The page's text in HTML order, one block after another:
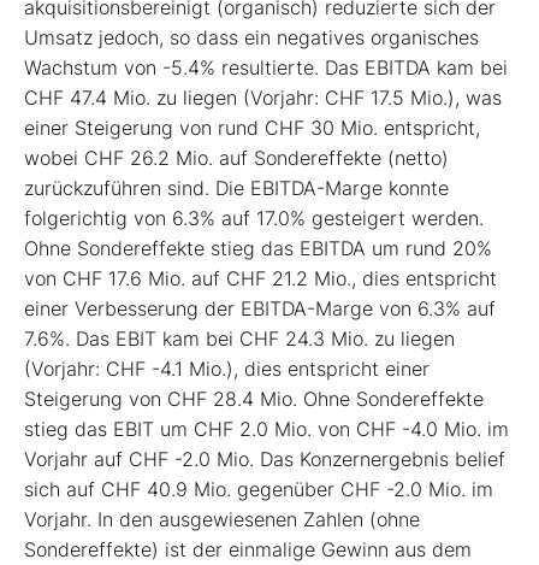
akquisitionsbereinigt (organisch) reduzierte sich der
Umsatz jedoch, so dass ein negatives organisches
Wachstum von -5.4% resultierte. Das EBITDA kam bei
CHF 47.4 Mio. zu liegen (Vorjahr: CHF 17.5 Mio.), was
einer Steigerung von rund CHF 30 Mio. entspricht,
wobei CHF 26.2 Mio. auf Sondereffekte (netto)
zurückzuführen sind. Die EBITDA-Marge konnte
folgerichtig von 6.3% auf 17.0% gesteigert werden.
Ohne Sondereffekte stieg das EBITDA um rund 20%
von CHF 17.6 Mio. auf CHF 21.2 Mio., dies entspricht
einer Verbesserung der EBITDA-Marge von 6.3% auf
7.6%. Das EBIT kam bei CHF 24.3 Mio. zu liegen
(Vorjahr: CHF -4.1 Mio.), dies entspricht einer
Steigerung von CHF 28.4 Mio. Ohne Sondereffekte
stieg das EBIT um CHF 2.0 Mio. von CHF -4.0 Mio. im
Vorjahr auf CHF -2.0 Mio. Das Konzernergebnis belief
sich auf CHF 40.9 Mio. gegenüber CHF -2.0 Mio. im
Vorjahr. In den ausgewiesenen Zahlen (ohne
Sondereffekte) ist der einmalige Gewinn aus dem